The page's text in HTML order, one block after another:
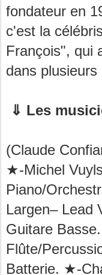
fondateur en
c'est la
François", qui
dans plusieurs
⇓ Les
(Claude
★-Michel
Piano/
Largen– Lead
Guitare
Flûte/
Batterie. ★-